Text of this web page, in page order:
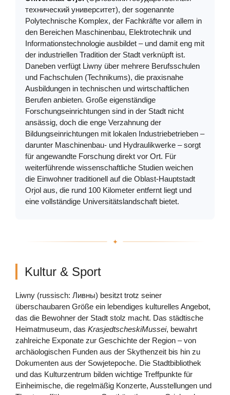
технический университет), der sogenannte
Polytechnische Komplex, der Fachkräfte vor allem in
den Bereichen Maschinenbau, Elektrotechnik und
Informationstechnologie ausbildet – und damit eng mit
der industriellen Tradition der Stadt verknüpft ist.
Daneben verfügt Liwny über mehrere Berufsschulen
und Fachschulen (Technikums), die praxisnahe
Ausbildungen in technischen und wirtschaftlichen
Berufen anbieten. Große eigenständige
Forschungseinrichtungen sind in der Stadt nicht
ansässig, doch die enge Verzahnung der
Bildungseinrichtungen mit lokalen Industriebetrieben –
darunter Maschinenbau- und Hydraulikwerke – sorgt
für angewandte Forschung direkt vor Ort. Für
weiterführende wissenschaftliche Studien weichen
die Einwohner traditionell auf die Oblast-Hauptstadt
Orjol aus, die rund 100 Kilometer entfernt liegt und
eine vollständige Universitätslandschaft bietet.
Kultur & Sport
Liwny (russisch: Ливны) besitzt trotz seiner
überschaubaren Größe ein lebendiges kulturelles Angebot,
das die Bewohner der Stadt stolz macht. Das städtische
Heimatmuseum, das KrasjedtscheskiMussei, bewahrt
zahlreiche Exponate zur Geschichte der Region – von
archäologischen Funden aus der Skythenzeit bis hin zu
Dokumenten aus der Sowjetepoche. Die Stadtbibliothek
und das Kulturzentrum bilden wichtige Treffpunkte für
Einheimische, die regelmäßig Konzerte, Ausstellungen und